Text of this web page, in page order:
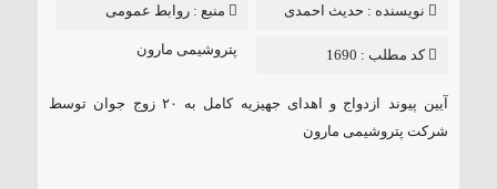
نویسنده : حدیث احمدی
سعید
منبع : روابط عمومی
پتروشیمی مارون کد مطلب : 1690
آیین پیوند ازدواج و اهدای جهیزیه کامل به ۲۰ زوج جوان توسط
شرکت پتروشیمی مارون